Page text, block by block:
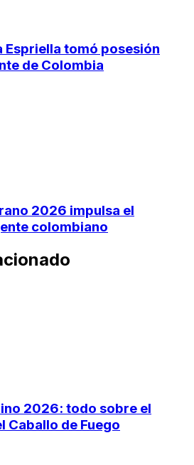
Espriella tomó posesión
de Colombia
2026 impulsa el
colombiano
2026: todo sobre el
Caballo de Fuego